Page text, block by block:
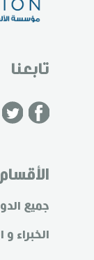
تابعنا
جميع
الخبراء